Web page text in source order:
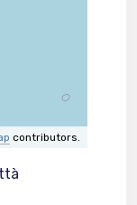
contributors.